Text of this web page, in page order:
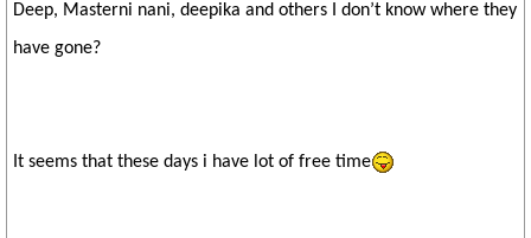
Deep, Masterni nani, deepika and others I don’t know where they
have gone?
It seems that these days i have lot of free time